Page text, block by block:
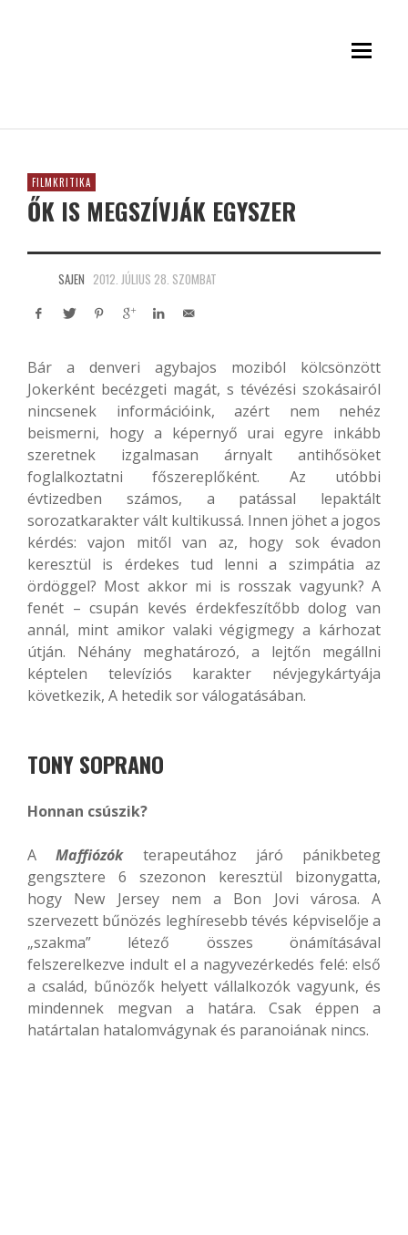
FILMKRITIKA
ŐK IS MEGSZÍVJÁK EGYSZER
SAJEN 2012. JÚLIUS 28. SZOMBAT
Bár a denveri agybajos moziból kölcsönzött
Jokerként becézgeti magát, s tévézési szokásairól
nincsenek információink, azért nem nehéz
beismerni, hogy a képernyő urai egyre inkább
szeretnek izgalmasan árnyalt antihősöket
foglalkoztatni főszereplőként. Az utóbbi
évtizedben számos, a patással lepaktált
sorozatkarakter vált kultikussá. Innen jöhet a jogos
kérdés: vajon mitől van az, hogy sok évadon
keresztül is érdekes tud lenni a szimpátia az
ördöggel? Most akkor mi is rosszak vagyunk? A
fenét – csupán kevés érdekfeszítőbb dolog van
annál, mint amikor valaki végigmegy a kárhozat
útján. Néhány meghatározó, a lejtőn megállni
képtelen televíziós karakter névjegykártyája
következik, A hetedik sor válogatásában.
TONY SOPRANO
Honnan csúszik?
AMaffiózókterapeutához járó pánikbeteg
gengsztere 6 szezonon keresztül bizonygatta,
hogy New Jersey nem a Bon Jovi városa. A
szervezett bűnözés leghíresebb tévés képviselője a
„szakma” létező összes önámításával
felszerelkezve indult el a nagyvezérkedés felé: első
a család, bűnözők helyett vállalkozók vagyunk, és
mindennek megvan a határa. Csak éppen a
határtalan hatalomvágynak és paranoiának nincs.